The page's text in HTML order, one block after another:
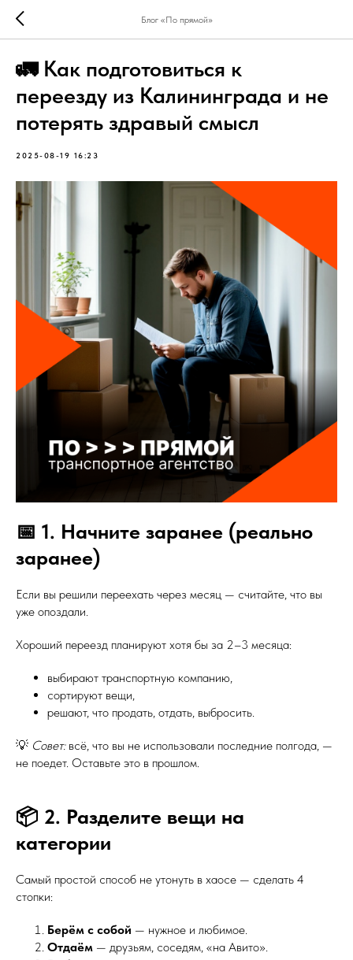
Блог «По прямой»
🚛 Как подготовиться к
переезду из Калининграда и не
потерять здравый смысл
2025-08-19 16:23
📅 1. Начните заранее (реально
заранее)
Если вы решили переехать через месяц — считайте, что вы
уже опоздали.
Хороший переезд планируют хотя бы за 2–3 месяца:
выбирают транспортную компанию,
сортируют вещи,
решают, что продать, отдать, выбросить.
💡 Совет:всё, что вы не использовали последние полгода, —
не поедет. Оставьте это в прошлом.
📦 2. Разделите вещи на
категории
Самый простой способ не утонуть в хаосе — сделать 4
стопки:
Берём с собой — нужное и любимое.
Отдаём — друзьям, соседям, «на Авито».